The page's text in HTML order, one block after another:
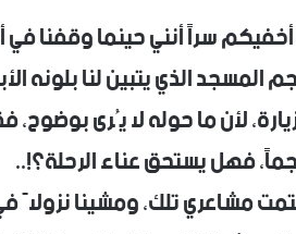
أخفيكم سراً أنني حينما وقفنا
المسجد الذي يتبين لنا بلونه
لأن ما حوله لا يُرى
فهل يستحق عناء الرحلة؟!..
مشاعري تلك، ومشينا نزولاً